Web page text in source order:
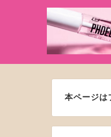
本ページは